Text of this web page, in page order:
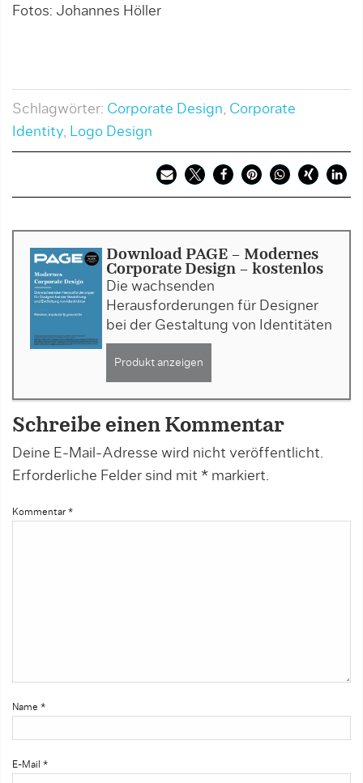
Fotos: Johannes Höller
Schlagwörter: Corporate Design Corporate
Identity
Logo Design
Download PAGE - Modernes
Corporate Design - kostenlos
Die wachsenden
Herausforderungen für Designer
bei der Gestaltung von Identitäten
Produkt anzeigen
Schreibe einen Kommentar
Deine E-Mail-Adresse wird nicht veröffentlicht.
Erforderliche Felder sind mit * markiert.
Kommentar *
Name *
E-Mail *